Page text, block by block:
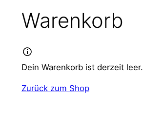
Warenkorb
Dein Warenkorb ist derzeit leer.
Zurück zum Shop